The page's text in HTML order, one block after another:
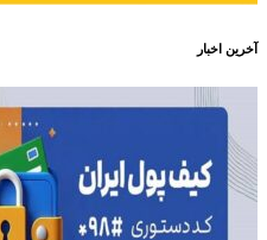
آخرین اخبار